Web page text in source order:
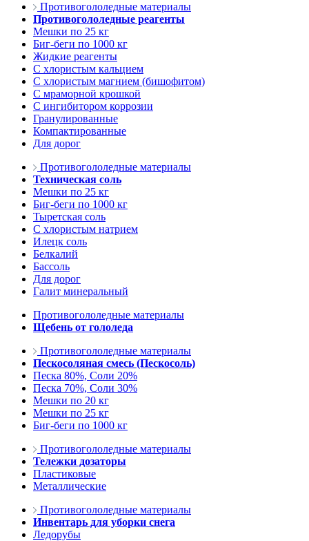
Противогололедные материалы
Противогололедные реагенты
Мешки по 25 кг
Биг-беги по 1000 кг
Жидкие реагенты
С хлористым кальцием
С хлористым магнием (бишофитом)
С мраморной крошкой
С ингибитором коррозии
Гранулированные
Компактированные
Для дорог
Противогололедные материалы
Техническая соль
Мешки по 25 кг
Биг-беги по 1000 кг
Тыретская соль
С хлористым натрием
Илецк соль
Белкалий
Бассоль
Для дорог
Галит минеральный
Противогололедные материалы
Щебень от гололеда
Противогололедные материалы
Пескосоляная смесь (Пескосоль)
Песка 80%, Соли 20%
Песка 70%, Соли 30%
Мешки по 20 кг
Мешки по 25 кг
Биг-беги по 1000 кг
Противогололедные материалы
Тележки дозаторы
Пластиковые
Металлические
Противогололедные материалы
Инвентарь для уборки снега
Ледорубы